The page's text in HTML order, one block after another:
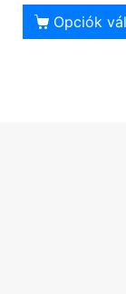
Opciók